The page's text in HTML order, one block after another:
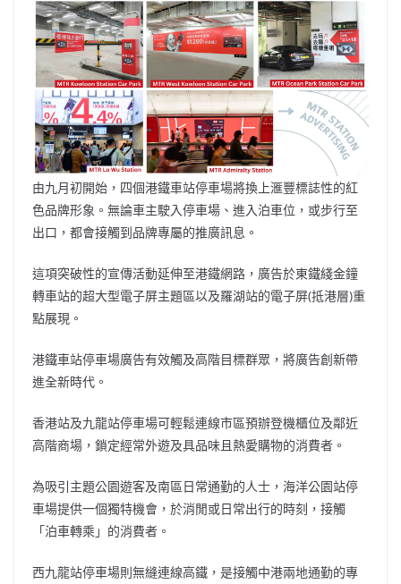
由九月初開始，四個港鐵車站停車場將換上滙豐標誌性的紅
色品牌形象。無論車主駛入停車場、進入泊車位，或步行至
出口，都會接觸到品牌專屬的推廣訊息。
這項突破性的宣傳活動延伸至港鐵網路，廣告於東鐵綫金鐘
轉車站的超大型電子屏主題區以及羅湖站的電子屏(抵港層)重
點展現。
港鐵車站停車場廣告有效觸及高階目標群眾，將廣告創新帶
進全新時代。
香港站及九龍站停車場可輕鬆連線市區預辦登機櫃位及鄰近
高階商場，鎖定經常外遊及具品味且熱愛購物的消費者。
為吸引主題公園遊客及南區日常通勤的人士，海洋公園站停
車場提供一個獨特機會，於消閒或日常出行的時刻，接觸
「泊車轉乘」的消費者。
西九龍站停車場則無縫連線高鐵，是接觸中港兩地通勤的專